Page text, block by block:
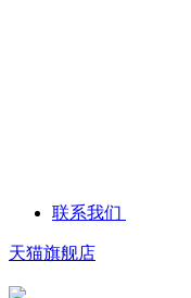
联系我们
天猫旗舰店